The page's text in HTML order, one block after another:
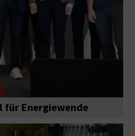
für Energiewende